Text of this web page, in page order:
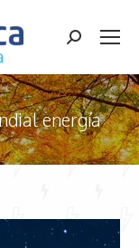
Buscar:
energía